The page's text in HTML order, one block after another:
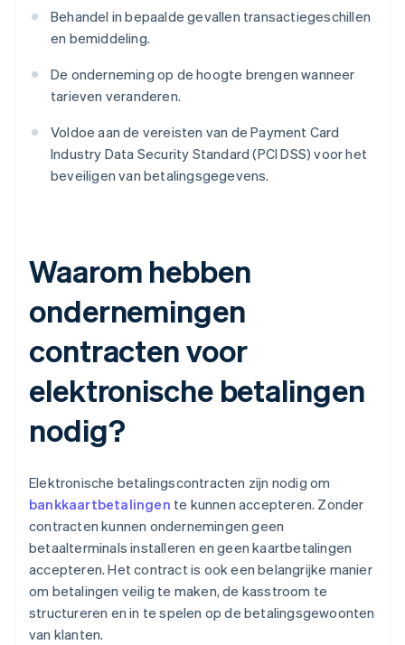
Behandel in bepaalde gevallen transactiegeschillen
en bemiddeling.
De onderneming op de hoogte brengen wanneer
tarieven veranderen.
Voldoe aan de vereisten van de Payment Card
Industry Data Security Standard (PCI DSS) voor het
beveiligen van betalingsgegevens.
Waarom hebben
ondernemingen
contracten voor
elektronische betalingen
nodig?
Elektronische betalingscontracten zijn nodig om
bankkaartbetalingen te kunnen accepteren. Zonder
contracten kunnen ondernemingen geen
betaalterminals installeren en geen kaartbetalingen
accepteren. Het contract is ook een belangrijke manier
om betalingen veilig te maken, de kasstroom te
structureren en in te spelen op de betalingsgewoonten
van klanten.